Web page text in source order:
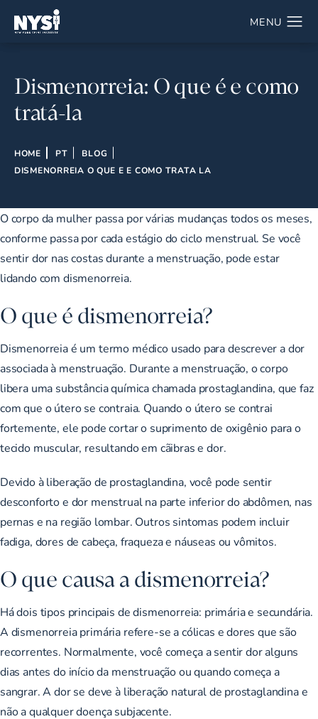
Dismenorreia: O que é e como
tratá-la
HOME PT
BLOG
DISMENORREIA O QUE E E COMO TRATA LA
O corpo da mulher passa por várias mudanças todos os meses,
conforme passa por cada estágio do ciclo menstrual. Se você
sentir dor nas costas durante a menstruação, pode estar
lidando com dismenorreia.
O que é dismenorreia?
Dismenorreia é um termo médico usado para descrever a dor
associada à menstruação. Durante a menstruação, o corpo
libera uma substância química chamada prostaglandina, que faz
com que o útero se contraia. Quando o útero se contrai
fortemente, ele pode cortar o suprimento de oxigênio para o
tecido muscular, resultando em cãibras e dor.
Devido à liberação de prostaglandina, você pode sentir
desconforto e dor menstrual na parte inferior do abdômen, nas
pernas e na região lombar. Outros sintomas podem incluir
fadiga, dores de cabeça, fraqueza e náuseas ou vômitos.
O que causa a dismenorreia?
Há dois tipos principais de dismenorreia: primária e secundária.
A dismenorreia primária refere-se a cólicas e dores que são
recorrentes. Normalmente, você começa a sentir dor alguns
dias antes do início da menstruação ou quando começa a
sangrar. A dor se deve à liberação natural de prostaglandina e
não a qualquer doença subjacente.